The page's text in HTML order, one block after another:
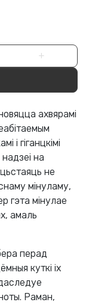
+
ахвярамі
і гіганцкімі
на
не
мінуламу,
гэта мінулае
амаль
перад
куткі іх
Раман,